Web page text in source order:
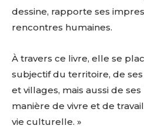
dessine, rapporte ses
rencontres humaines.
À travers ce livre, elle se
subjectif du territoire, de ses
et villages, mais aussi de
manière de vivre et de
vie culturelle. »